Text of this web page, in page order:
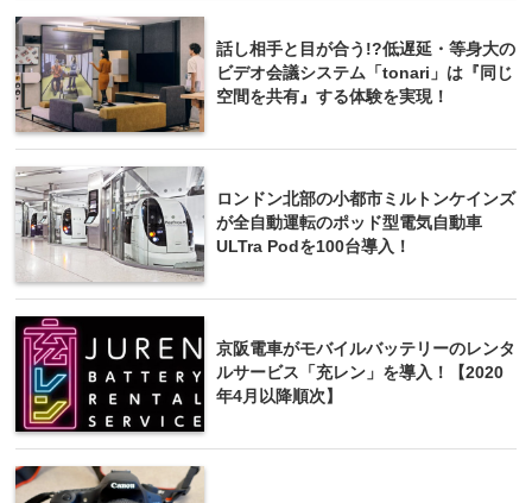
話し相手と目が合う!?低遅延・等身大の
ビデオ会議システム「tonari」は『同じ
空間を共有』する体験を実現！
ロンドン北部の小都市ミルトンケインズ
が全自動運転のポッド型電気自動車
ULTra Podを100台導入！
京阪電車がモバイルバッテリーのレンタ
ルサービス「充レン」を導入！【2020
年4月以降順次】